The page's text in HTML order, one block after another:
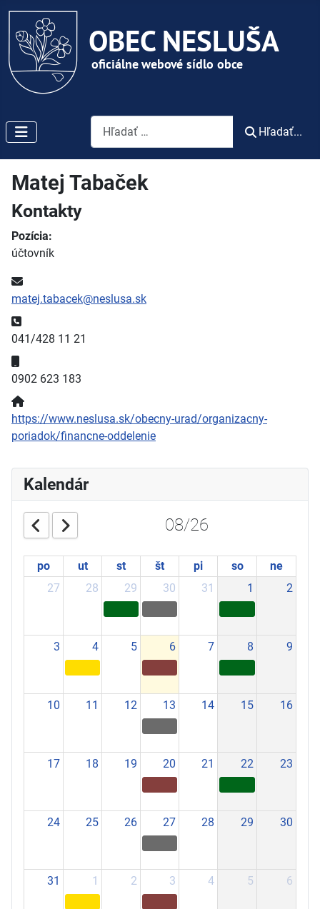
Vyhľadávanie
Hľadať...
Matej Tabaček
Kontakty
Pozícia:
účtovník
E-mail:
matej.tabacek@neslusa.sk
Telefónne číslo:
041/428 11 21
0902 623 183
Webová stránka:
https://www.neslusa.sk/obecny-urad/organizacny-
poriadok/financne-oddelenie
Kalendár
08/26
po ut st št pi so
ne
27
28 29 30 31 1 2
3 4 5 6 7 8 9
10 11 12 13 14 15 16
17 18 19 20 21 22 23
24 25 26 27 28 29 30
31 1 2 3 4 5 6